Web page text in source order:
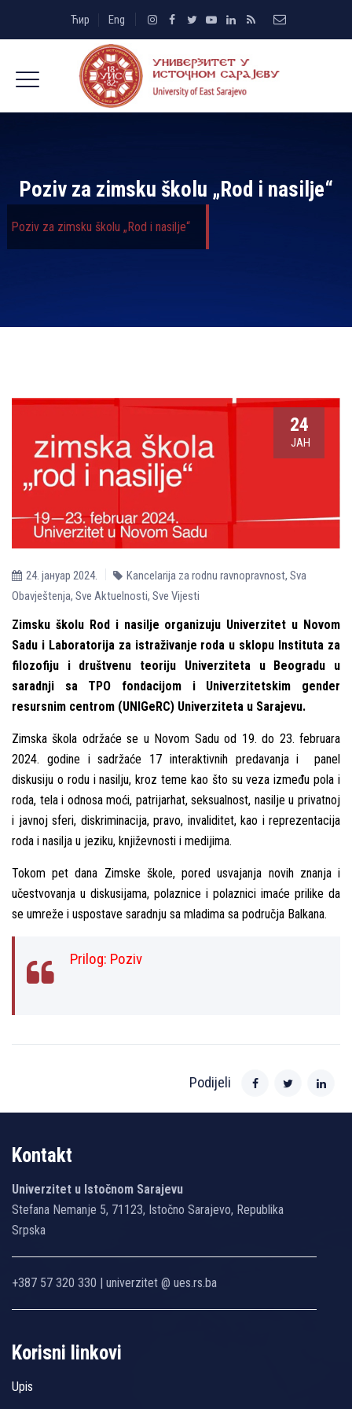
Ћир Eng
Poziv za zimsku školu „Rod i nasilјe“
Poziv za zimsku školu „Rod i nasilјe“
24
ЈАН
24. јануар 2024. Kancelarija za rodnu ravnopravnost, Sva
Obavještenja, Sve Aktuelnosti, Sve Vijesti
Zimsku školu Rod i nasilјe organizuju Univerzitet u Novom
Sadu i Laboratorija za istraživanje roda u sklopu Instituta za
filozofiju i društvenu teoriju Univerziteta u Beogradu u
saradnji sa TPO fondacijom i Univerzitetskim gender
resursnim centrom (UNIGeRC) Univerziteta u Sarajevu.
Zimska škola održaće se u Novom Sadu od 19. do 23. februara
2024. godine i sadržaće 17 interaktivnih predavanja i panel
diskusiju o rodu i nasilјu, kroz teme kao što su veza između pola i
roda, tela i odnosa moći, patrijarhat, seksualnost, nasilјe u privatnoj
i javnoj sferi, diskriminacija, pravo, invaliditet, kao i reprezentacija
roda i nasilјa u jeziku, književnosti i medijima.
Tokom pet dana Zimske škole, pored usvajanja novih znanja i
učestvovanja u diskusijama, polaznice i polaznici imaće prilike da
se umreže i uspostave saradnju sa mladima sa područja Balkana.
Prilog: Poziv
Podijeli
Kontakt
Univerzitet u Istočnom Sarajevu
Stefana Nemanje 5, 71123, Istočno Sarajevo, Republika
Srpska
+387 57 320 330 | univerzitet @ ues.rs.ba
Korisni linkovi
Upis